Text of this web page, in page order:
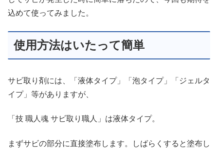
込めて使ってみました。
使用方法はいたって簡単
サビ取り剤には、「液体タイプ」「泡タイプ」「ジェルタ
イプ」等がありますが、
「技 職人魂 サビ取り職人」は液体タイプ。
まずサビの部分に直接塗布します。しばらくすると塗布し